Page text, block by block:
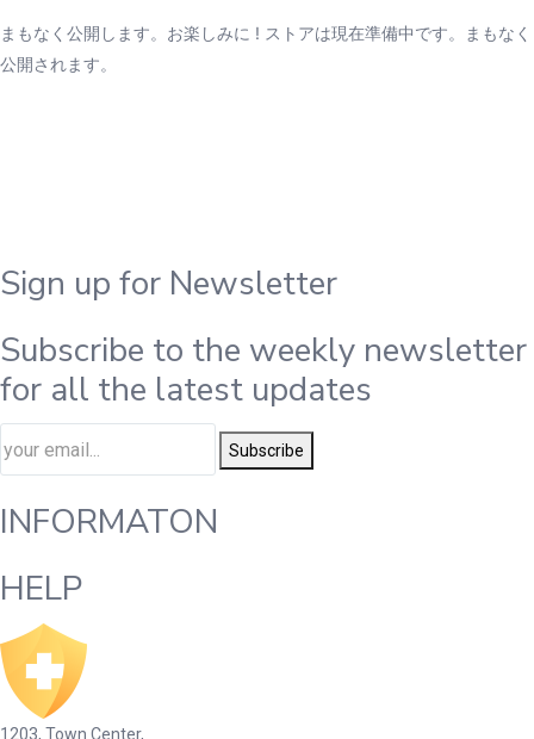
まもなく公開します。お楽しみに ! ストアは現在準備中です。まもなく
公開されます。
Sign up for Newsletter
Subscribe to the weekly newsletter
for all the latest updates
Subscribe
INFORMATON
HELP
1203, Town Center,